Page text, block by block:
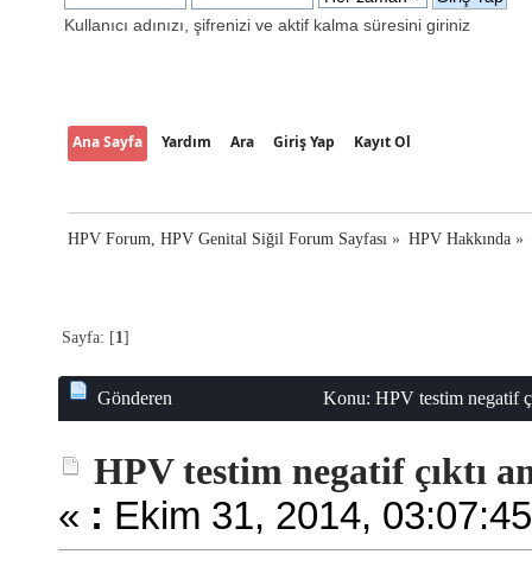
Kullanıcı adınızı, şifrenizi ve aktif kalma süresini giriniz
Ana Sayfa Yardım Ara Giriş Yap Kayıt Ol
HPV Forum, HPV Genital Siğil Forum Sayfası » HPV Hakkında»
Sayfa: [1]
Gönderen Konu: HPV testim negatif
HPV testim negatif çıktı
« : Ekim 31, 2014,